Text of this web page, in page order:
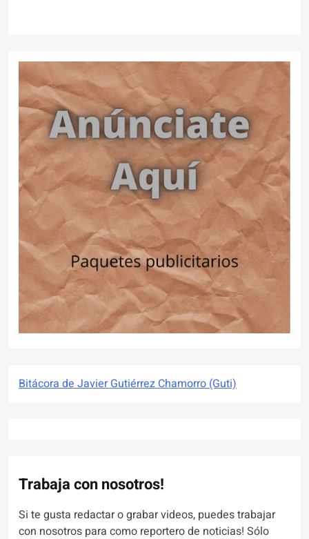
Bitácora de Javier Gutiérrez Chamorro (Guti)
Trabaja con nosotros!
Si te gusta redactar o grabar videos, puedes trabajar
con nosotros para como reportero de noticias! Sólo